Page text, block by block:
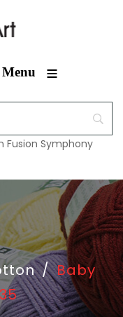
Menu ≡
Fusion Symphony
/ Baby